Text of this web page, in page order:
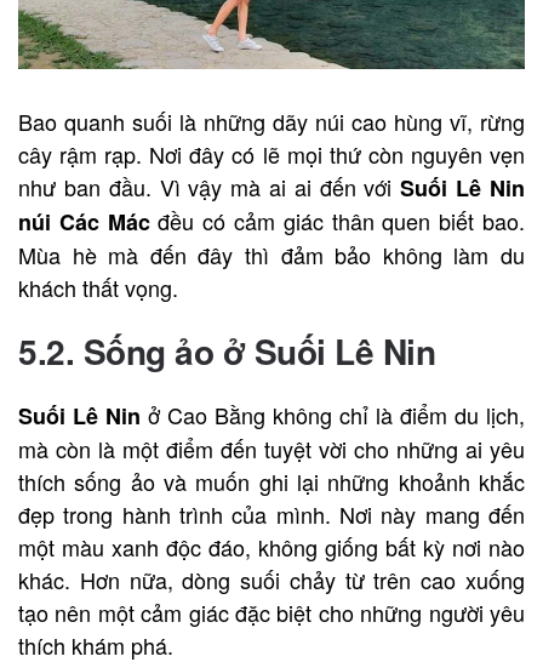
Bao quanh suối là những dãy núi cao hùng vĩ, rừng
cây rậm rạp. Nơi đây có lẽ mọi thứ còn nguyên vẹn
như ban đầu. Vì vậy mà ai ai đến vớiSuối Lê Nin
núi Các Mácđều có cảm giác thân quen biết bao.
Mùa hè mà đến đây thì đảm bảo không làm du
khách thất vọng.
5.2. Sống ảo ở Suối Lê Nin
Suối Lê Nin ở Cao Bằng không chỉ là điểm du lịch,
mà còn là một điểm đến tuyệt vời cho những ai yêu
thích sống ảo và muốn ghi lại những khoảnh khắc
đẹp trong hành trình của mình. Nơi này mang đến
một màu xanh độc đáo, không giống bất kỳ nơi nào
khác. Hơn nữa, dòng suối chảy từ trên cao xuống
tạo nên một cảm giác đặc biệt cho những người yêu
thích khám phá.